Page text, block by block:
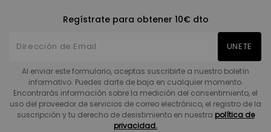
Regístrate para obtener 10€ dto
UNETE
Al enviar este formulario, aceptas suscribirte a nuestro boletín
informativo. Puedes darte de baja en cualquier momento.
Encontrarás información sobre la medición del consentimiento, el
uso del proveedor de servicios de correo electrónico, el registro de la
suscripción y tu derecho de desistimiento en nuestra política de
privacidad.